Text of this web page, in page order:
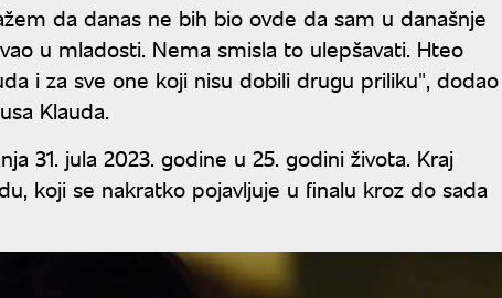
da danas ne bih bio ovde da sam u današnje
u mladosti. Nema smisla to ulepšavati. Hteo
i za sve one koji nisu dobili drugu priliku", dodao
Klauda.
31. jula 2023. godine u 25. godini života. Kraj
koji se nakratko pojavljuje u finalu kroz do sada